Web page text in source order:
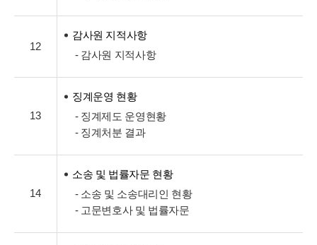
12
감사원 지적사항
- 감사원 지적사항
13
징계운영 현황
- 징계제도 운영현황
- 징계처분 결과
14
소송 및 법률자문 현황
- 소송 및 소송대리인 현황
- 고문변호사 및 법률자문